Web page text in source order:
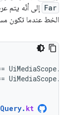
Far إلى أنّه يتم
الخط عندما تكون
UiMediaScope.
UiMediaScope.
. kt